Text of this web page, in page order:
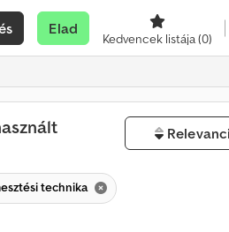
Elad
Kedvencek listája(0)
technika